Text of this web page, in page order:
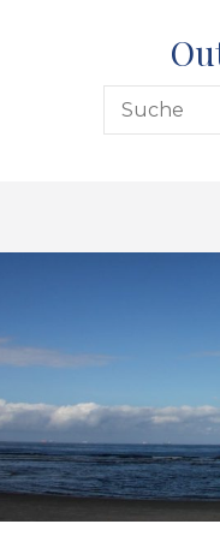
Search
for: